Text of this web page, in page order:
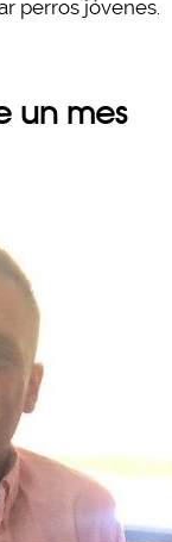
perros jóvenes.
un mes